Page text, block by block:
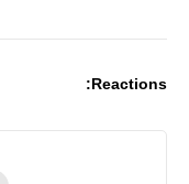
Reactions: